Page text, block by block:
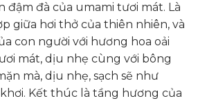
đậm đà của umami tươi mát. Là
giữa hơi thở của thiên nhiên, và
con người với hương hoa oải
mát, dịu nhẹ cùng với bông
mà, dịu nhẹ, sạch sẽ như
Kết thúc là tầng hương của